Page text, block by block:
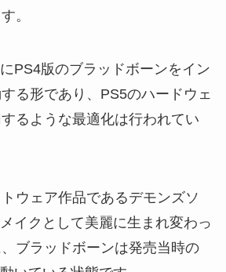
。
PS4版のブラッドボーンをイン
る形であり、PS5のハードウェ
るような最適化は行われてい
ウェア作品であるデモンズソ
イクとして美麗に生まれ変わっ
ブラッドボーンは発売当時の